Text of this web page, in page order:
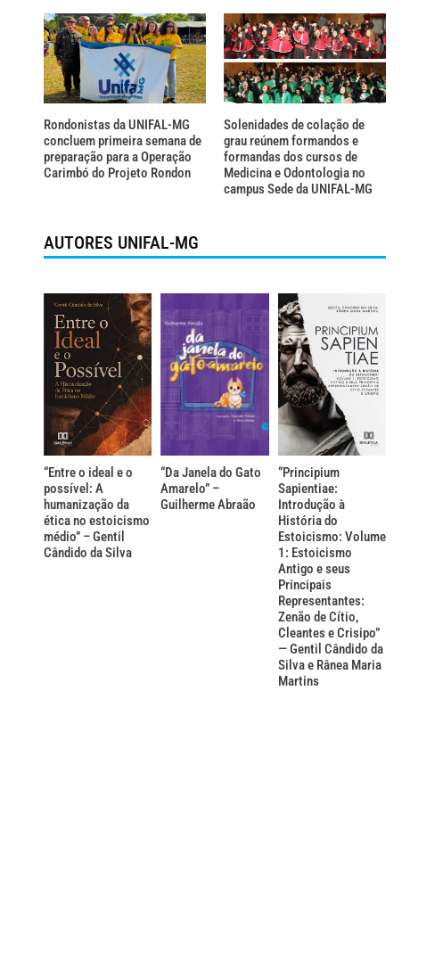
Rondonistas da UNIFAL-MG
concluem primeira semana de
preparação para a Operação
Carimbó do Projeto Rondon
Solenidades de colação de
grau reúnem formandos e
formandas dos cursos de
Medicina e Odontologia no
campus Sede da UNIFAL-MG
AUTORES UNIFAL-MG
“Entre o ideal e o
possível: A
humanização da
ética no estoicismo
médio” – Gentil
Cândido da Silva
“Da Janela do Gato
Amarelo” –
Guilherme Abraão
“Principium
Sapientiae:
Introdução à
História do
Estoicismo: Volume
1: Estoicismo
Antigo e seus
Principais
Representantes:
Zenão de Cítio,
Cleantes e Crisipo”
— Gentil Cândido da
Silva e Rânea Maria
Martins